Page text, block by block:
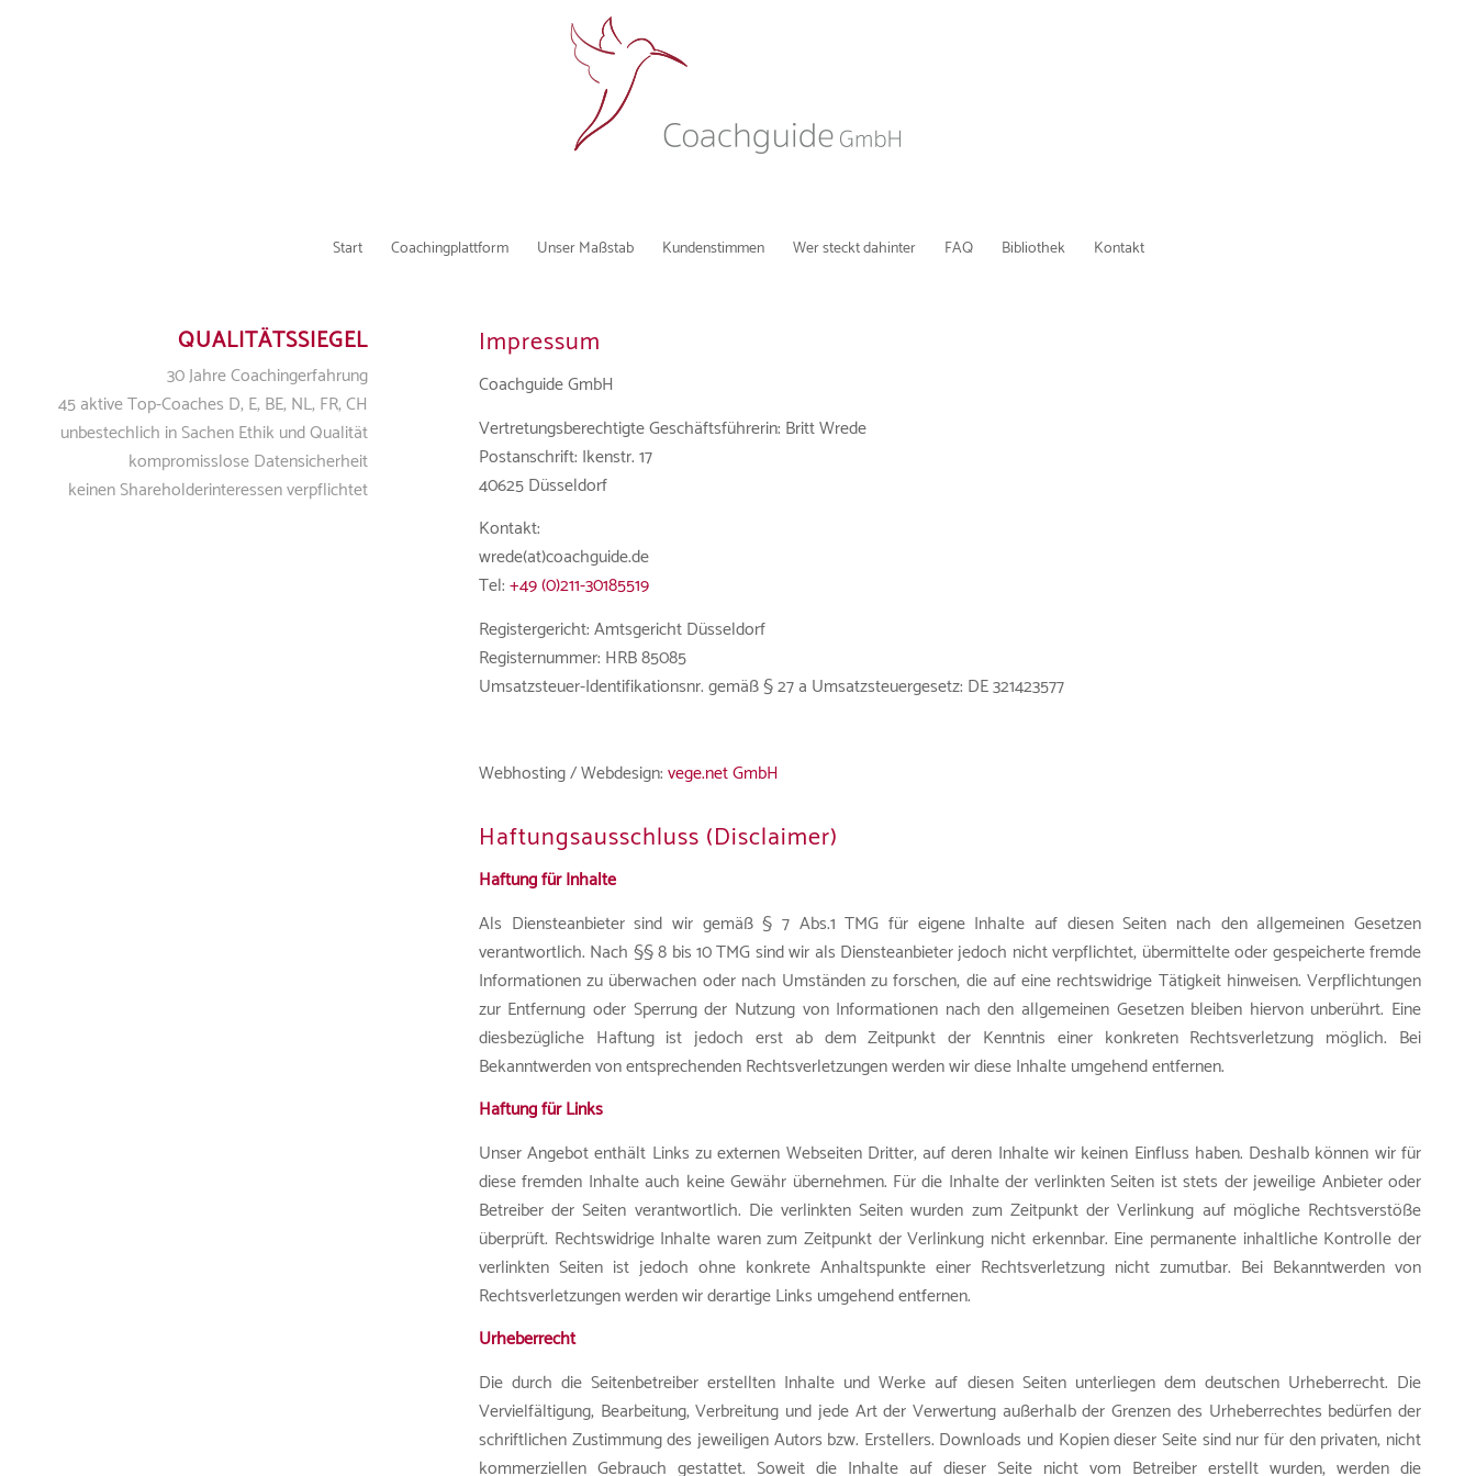
Start Coachingplattform Unser Maßstab Kundenstimmen Wer steckt dahinter FAQ Bibliothek Kontakt
Impressum
Coachguide GmbH
Vertretungsberechtigte Geschäftsführerin: Britt Wrede
Postanschrift: Ikenstr. 17
40625 Düsseldorf
Kontakt:
wrede(at)coachguide.de
Tel:+49 (0)211-30185519
Registergericht: Amtsgericht Düsseldorf
Registernummer: HRB 85085
Umsatzsteuer-Identifikationsnr. gemäß § 27 a Umsatzsteuergesetz: DE 321423577
Webhosting / Webdesign:vege.net GmbH
Haftungsausschluss (Disclaimer)
Haftung für Inhalte
Als Diensteanbieter sind wir gemäß § 7 Abs.1 TMG für eigene Inhalte auf diesen Seiten nach den allgemeinen Gesetzen
verantwortlich. Nach §§ 8 bis 10 TMG sind wir als Diensteanbieter jedoch nicht verpflichtet, übermittelte oder gespeicherte fremde
Informationen zu überwachen oder nach Umständen zu forschen, die auf eine rechtswidrige Tätigkeit hinweisen. Verpflichtungen
zur Entfernung oder Sperrung der Nutzung von Informationen nach den allgemeinen Gesetzen bleiben hiervon unberührt. Eine
diesbezügliche Haftung ist jedoch erst ab dem Zeitpunkt der Kenntnis einer konkreten Rechtsverletzung möglich. Bei
Bekanntwerden von entsprechenden Rechtsverletzungen werden wir diese Inhalte umgehend entfernen.
Haftung für Links
Unser Angebot enthält Links zu externen Webseiten Dritter, auf deren Inhalte wir keinen Einfluss haben. Deshalb können wir für
diese fremden Inhalte auch keine Gewähr übernehmen. Für die Inhalte der verlinkten Seiten ist stets der jeweilige Anbieter oder
Betreiber der Seiten verantwortlich. Die verlinkten Seiten wurden zum Zeitpunkt der Verlinkung auf mögliche Rechtsverstöße
überprüft. Rechtswidrige Inhalte waren zum Zeitpunkt der Verlinkung nicht erkennbar. Eine permanente inhaltliche Kontrolle der
verlinkten Seiten ist jedoch ohne konkrete Anhaltspunkte einer Rechtsverletzung nicht zumutbar. Bei Bekanntwerden von
Rechtsverletzungen werden wir derartige Links umgehend entfernen.
Urheberrecht
Die durch die Seitenbetreiber erstellten Inhalte und Werke auf diesen Seiten unterliegen dem deutschen Urheberrecht. Die
Vervielfältigung, Bearbeitung, Verbreitung und jede Art der Verwertung außerhalb der Grenzen des Urheberrechtes bedürfen der
schriftlichen Zustimmung des jeweiligen Autors bzw. Erstellers. Downloads und Kopien dieser Seite sind nur für den privaten, nicht
kommerziellen Gebrauch gestattet. Soweit die Inhalte auf dieser Seite nicht vom Betreiber erstellt wurden, werden die
QUALITÄTSSIEGEL
30 Jahre Coachingerfahrung
45 aktive Top-Coaches D, E, BE, NL, FR, CH
unbestechlich in Sachen Ethik und Qualität
kompromisslose Datensicherheit
keinen Shareholderinteressen verpflichtet